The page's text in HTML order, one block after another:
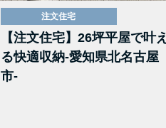
注文住宅
【注文住宅】26坪平屋で叶え
る快適収納-愛知県北名古屋
市-